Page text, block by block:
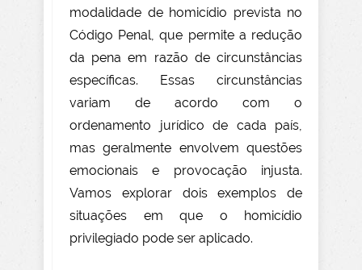
modalidade de homicídio prevista no
Código Penal, que permite a redução
da pena em razão de circunstâncias
específicas. Essas circunstâncias
variam de acordo com o
ordenamento jurídico de cada país,
mas geralmente envolvem questões
emocionais e provocação injusta.
Vamos explorar dois exemplos de
situações em que o homicídio
privilegiado pode ser aplicado.